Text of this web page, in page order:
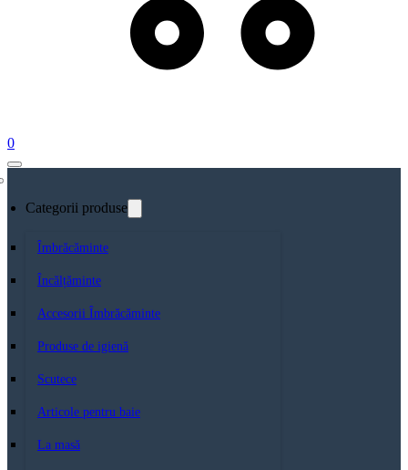
0
Categorii produse
Îmbrăcăminte
Încălțăminte
Accesorii Îmbrăcăminte
Produse de igienă
Scutece
Articole pentru baie
La masă